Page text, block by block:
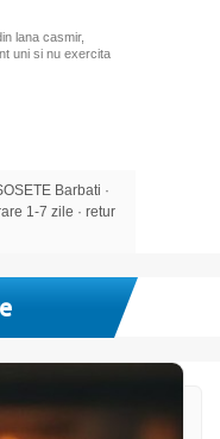
lana casmir,
uni si nu exercita
Barbati ·
1-7 zile · retur